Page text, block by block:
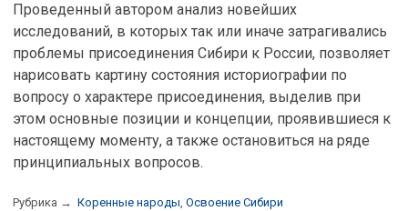
Проведенный автором анализ новейших
исследований, в которых так или иначе затрагивались
проблемы присоединения Сибири к России, позволяет
нарисовать картину состояния историографии по
вопросу о характере присоединения, выделив при
этом основные позиции и концепции, проявившиеся к
настоящему моменту, а также остановиться на ряде
принципиальных вопросов.
Рубрика → Коренные народы, Освоение Сибири